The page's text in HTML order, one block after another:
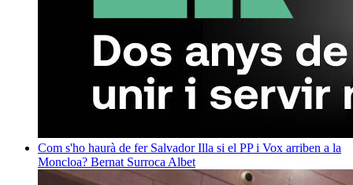
Com s'ho haurà de fer Salvador Illa si el PP i Vox arriben a la
Moncloa? Bernat Surroca Albet